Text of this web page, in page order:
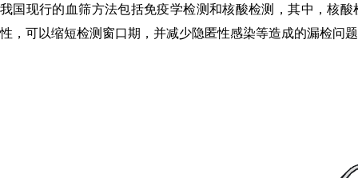
我国现行的血筛方法包括免疫学检测和核酸检测，其中，核酸
性，可以缩短检测窗口期，并减少隐匿性感染等造成的漏检问